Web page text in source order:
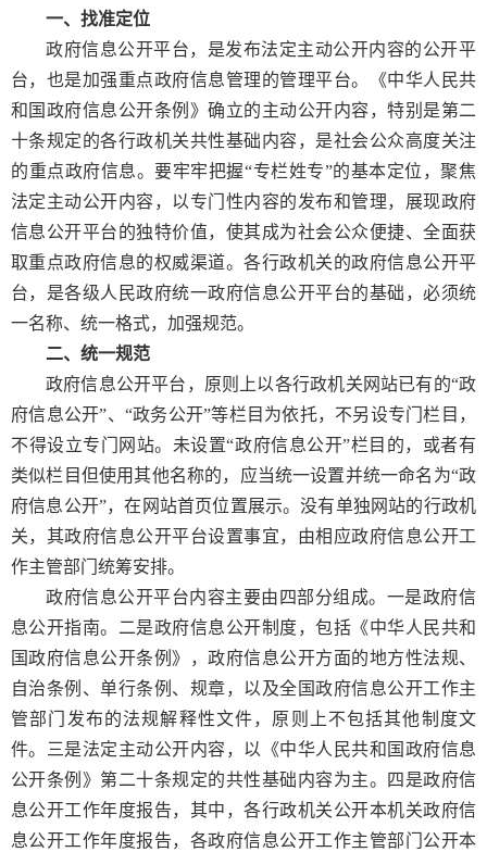
一、找准定位
政府信息公开平台，是发布法定主动公开内容的公开平
台，也是加强重点政府信息管理的管理平台。《中华人民共
和国政府信息公开条例》确立的主动公开内容，特别是第二
十条规定的各行政机关共性基础内容，是社会公众高度关注
的重点政府信息。要牢牢把握“专栏姓专”的基本定位，聚焦
法定主动公开内容，以专门性内容的发布和管理，展现政府
信息公开平台的独特价值，使其成为社会公众便捷、全面获
取重点政府信息的权威渠道。各行政机关的政府信息公开平
台，是各级人民政府统一政府信息公开平台的基础，必须统
一名称、统一格式，加强规范。
二、统一规范
政府信息公开平台，原则上以各行政机关网站已有的“政
府信息公开”、“政务公开”等栏目为依托，不另设专门栏目，
不得设立专门网站。未设置“政府信息公开”栏目的，或者有
类似栏目但使用其他名称的，应当统一设置并统一命名为“政
府信息公开”，在网站首页位置展示。没有单独网站的行政机
关，其政府信息公开平台设置事宜，由相应政府信息公开工
作主管部门统筹安排。
政府信息公开平台内容主要由四部分组成。一是政府信
息公开指南。二是政府信息公开制度，包括《中华人民共和
国政府信息公开条例》，政府信息公开方面的地方性法规、
自治条例、单行条例、规章，以及全国政府信息公开工作主
管部门发布的法规解释性文件，原则上不包括其他制度文
件。三是法定主动公开内容，以《中华人民共和国政府信息
公开条例》第二十条规定的共性基础内容为主。四是政府信
息公开工作年度报告，其中，各行政机关公开本机关政府信
息公开工作年度报告，各政府信息公开工作主管部门公开本